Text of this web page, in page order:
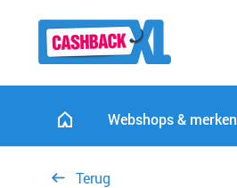
Webshops & merken
Terug